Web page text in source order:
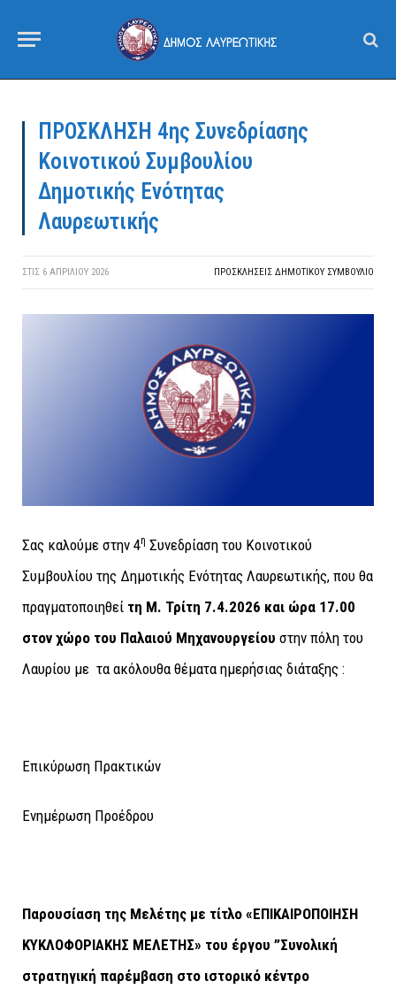
ΠΡΟΣΚΛΗΣΗ 4ης Συνεδρίασης
Κοινοτικού Συμβουλίου
Δημοτικής Ενότητας
Λαυρεωτικής
ΣΤΙΣ 6 ΑΠΡΙΛΊΟΥ 2026 ΠΡΟΣΚΛΉΣΕΙΣ ΔΗΜΟΤΙΚΟΎ ΣΥΜΒΟΎΛΙΟ
Σας καλούμε στην 4η Συνεδρίαση του Κοινοτικού
Συμβουλίου της Δημοτικής Ενότητας Λαυρεωτικής, που θα
πραγματοποιηθεί τη Μ. Τρίτη 7.4.2026 και ώρα 17.00
στον χώρο του Παλαιού Μηχανουργείου στην πόλη του
Λαυρίου με τα ακόλουθα θέματα ημερήσιας διάταξης :
Επικύρωση Πρακτικών
Ενημέρωση Προέδρου
Παρουσίαση της Μελέτης με τίτλο «ΕΠΙΚΑΙΡΟΠΟΙΗΣΗ
ΚΥΚΛΟΦΟΡΙΑΚΗΣ ΜΕΛΕΤΗΣ» του έργου ”Συνολική
στρατηγική παρέμβαση στο ιστορικό κέντρο